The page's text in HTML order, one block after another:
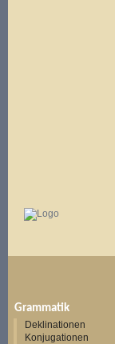
Grammatik
Deklinationen
Konjugationen